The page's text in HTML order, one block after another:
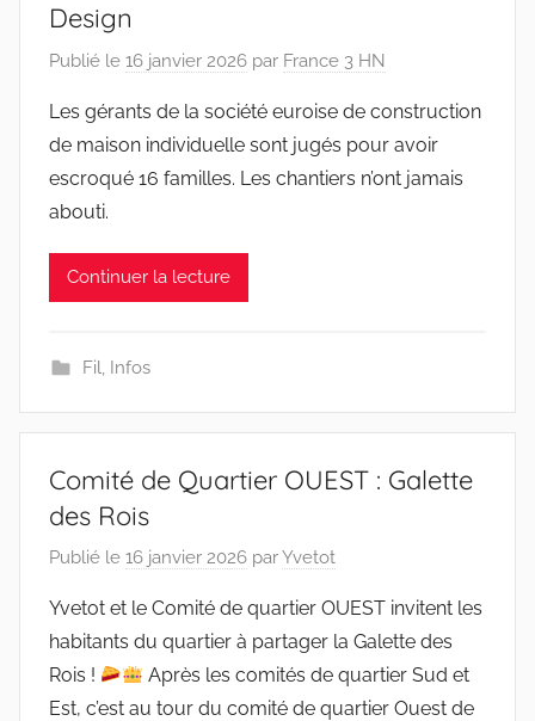
Design
Publié le 16 janvier 2026 par France 3 HN
Les gérants de la société euroise de construction
de maison individuelle sont jugés pour avoir
escroqué 16 familles. Les chantiers n’ont jamais
abouti.
Continuer la lecture
Fil Infos
Comité de Quartier OUEST : Galette
des Rois
Publié le 16 janvier 2026 parYvetot
Yvetot et le Comité de quartier OUEST invitent les
habitants du quartier à partager la Galette des
Rois !
Après les comités de quartier Sud et
Est, c’est au tour du comité de quartier Ouest de